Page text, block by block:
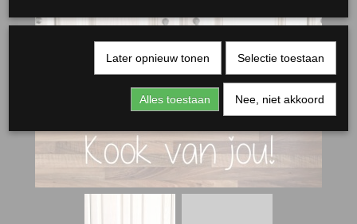
Later opnieuw tonen Selectie toestaan
Alles toestaan Nee, niet akkoord